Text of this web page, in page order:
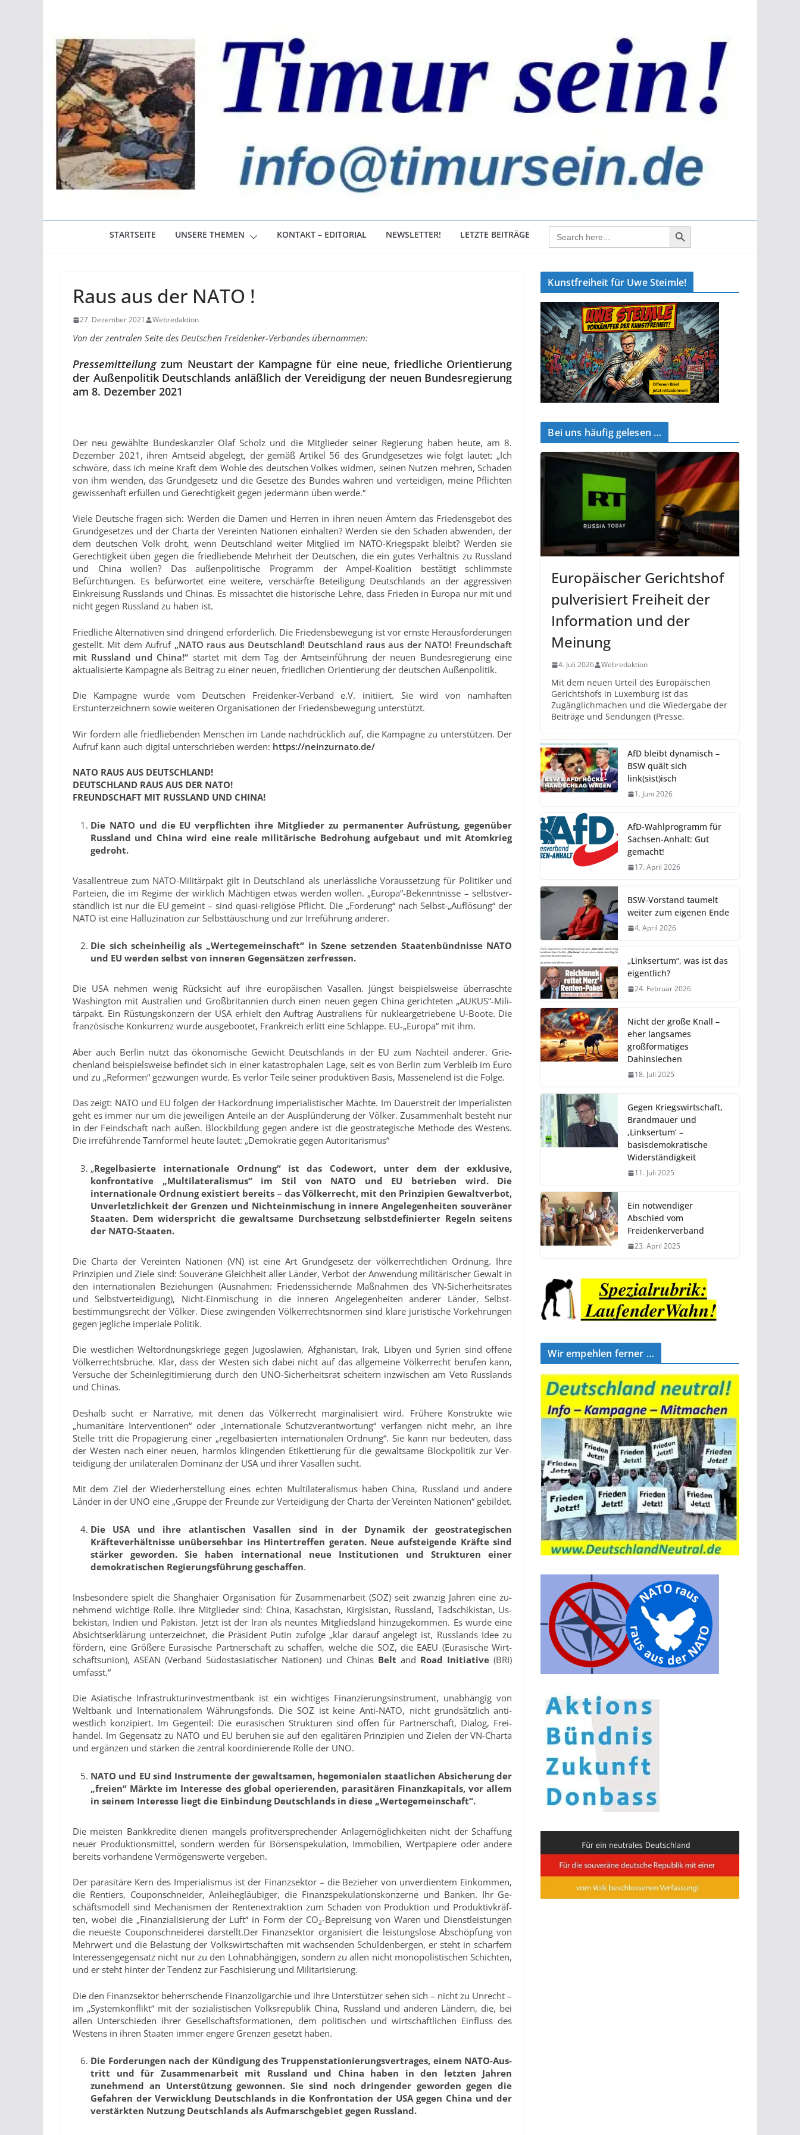
STARTSEITE UNSERE THEMEN KONTAKT – EDITORIAL NEWSLETTER! LETZTE BEITRÄGE Search
for:
Search Button
Raus aus der NATO !
27. Dezember 2021 Webredaktion
Von der zentralen Seite des Deutschen Freidenker-Verbandes übernommen:
Pressemitteilung zum Neustart der Kampagne für eine neue, friedliche Orientierung
der Außenpolitik Deutschlands anläßlich der Vereidigung der neuen Bundesregierung
am 8. Dezember 2021
Der neu gewählte Bundeskanzler Olaf Scholz und die Mitglieder seiner Regierung haben heute, am 8.
Dezember 2021, ihren Amtseid abgelegt, der gemäß Artikel 56 des Grundgesetzes wie folgt lautet: „Ich
schwöre, dass ich meine Kraft dem Wohle des deutschen Volkes widmen, seinen Nutzen mehren, Schaden
von ihm wenden, das Grundgesetz und die Gesetze des Bundes wahren und verteidigen, meine Pflichten
gewissenhaft erfüllen und Gerechtigkeit gegen jedermann üben werde.“
Viele Deutsche fragen sich: Werden die Damen und Herren in ihren neuen Ämtern das Friedensgebot des
Grundgesetzes und der Charta der Vereinten Nationen einhalten? Werden sie den Schaden abwenden, der
dem deutschen Volk droht, wenn Deutschland weiter Mitglied im NATO-Kriegspakt bleibt? Werden sie
Gerechtigkeit üben gegen die friedliebende Mehrheit der Deutschen, die ein gutes Verhältnis zu Russland
und China wollen? Das außenpolitische Programm der Ampel-Koalition bestätigt schlimmste
Befürchtungen. Es befürwortet eine weitere, verschärfte Beteiligung Deutschlands an der aggressiven
Einkreisung Russlands und Chinas. Es missachtet die historische Lehre, dass Frieden in Europa nur mit und
nicht gegen Russland zu haben ist.
Friedliche Alternativen sind dringend erforderlich. Die Friedensbewegung ist vor ernste Herausforderungen
gestellt. Mit dem Aufruf „NATO raus aus Deutschland! Deutschland raus aus der NATO! Freundschaft
mit Russland und China!“ startet mit dem Tag der Amtseinführung der neuen Bundesregierung eine
aktualisierte Kampagne als Beitrag zu einer neuen, friedlichen Orientierung der deutschen Außenpolitik.
Die Kampagne wurde vom Deutschen Freidenker-Verband e.V. initiiert. Sie wird von namhaften
Erstunterzeichnern sowie weiteren Organisationen der Friedensbewegung unterstützt.
Wir fordern alle friedliebenden Menschen im Lande nachdrücklich auf, die Kampagne zu unterstützen. Der
Aufruf kann auch digital unterschrieben werden: https://neinzurnato.de/
NATO RAUS AUS DEUTSCHLAND!
DEUTSCHLAND RAUS AUS DER NATO!
FREUNDSCHAFT MIT RUSSLAND UND CHINA!
Die NATO und die EU verpflichten ihre Mit­glieder zu permanenter Aufrüstung, gegenüber
Russland und China wird eine reale militärische Bedrohung aufgebaut und mit Atomkrieg
gedroht.
Vasallentreue zum NATO-Militärpakt gilt in Deutsch­land als unerlässliche Voraussetzung für Politiker und
Parteien, die im Regime der wirklich Mächtigen etwas werden wollen. „Europa“-Bekenntnisse – selbstver­
ständlich ist nur die EU gemeint – sind quasi-religiöse Pflicht. Die „Forderung“ nach Selbst-„Auflösung“ der
NATO ist eine Halluzination zur Selbsttäuschung und zur Irreführung anderer.
Die sich scheinheilig als „Wertegemeinschaft“ in Szene setzenden Staatenbündnisse NATO
und EU werden selbst von inneren Gegensätzen zerfressen.
Die USA nehmen wenig Rücksicht auf ihre europä­ischen Vasallen. Jüngst beispielsweise überraschte
Washington mit Australien und Großbritannien durch einen neuen gegen China gerichteten „AUKUS“-Mili­
tärpakt. Ein Rüstungskonzern der USA erhielt den Auftrag Austra­liens für nukleargetriebene U-Boote. Die
französische Konkurrenz wurde ausgebootet, Frank­reich erlitt eine Schlappe. EU-„Europa“ mit ihm.
Aber auch Berlin nutzt das ökonomische Gewicht Deutschlands in der EU zum Nachteil anderer. Grie­
chenland beispielsweise befindet sich in einer katas­trophalen Lage, seit es von Berlin zum Verbleib im Euro
und zu „Reformen“ gezwungen wurde. Es verlor Teile seiner produktiven Basis, Massenelend ist die Folge.
Das zeigt: NATO und EU folgen der Hackordnung imperialistischer Mächte. Im Dauerstreit der Imperi­alisten
geht es immer nur um die jeweiligen Anteile an der Ausplünderung der Völker. Zusammenhalt besteht nur
in der Feindschaft nach außen. Blockbildung ge­gen andere ist die geostrategische Methode des Westens.
Die irreführende Tarnformel heute lautet: „Demo­kratie gegen Autoritarismus“
„Regelbasierte internationale Ordnung“ ist das Codewort, unter dem der
exklusive,
konfrontati­ve „Multilateralismus“ im Stil von NATO und EU
be­trieben wird. Die
internationale Ordnung existiert be­reits – das Völkerrecht, mit den Prinzipien Gewaltver­bot,
Unverletzlichkeit der Grenzen und Nichtein­mi­schung in innere Angelegenheiten souveräner
Staa­ten. Dem widerspricht die gewaltsame Durchsetzung selbstdefinierter Regeln seitens
der NATO-Staaten.
Die Charta der Vereinten Nationen (VN) ist eine Art Grundgesetz der völkerrechtlichen Ordnung. Ihre
Prinzipien und Ziele sind: Souveräne Gleichheit aller Länder, Verbot der Anwendung militärischer Gewalt in
den internationalen Beziehungen (Ausnahmen: Frie­denssichernde Maßnahmen des VN-Sicherheitsrates
und Selbstverteidigung), Nicht-Einmischung in die inneren Angelegenheiten anderer Länder, Selbst­
bestimmungsrecht der Völker. Diese zwingenden Völkerrechtsnormen sind klare juristische Vorkeh­rungen
gegen jegliche imperiale Politik.
Die westlichen Weltordnungskriege gegen Jugosla­wien, Afghanistan, Irak, Libyen und Syrien sind offene
Völkerrechtsbrüche. Klar, dass der Westen sich dabei nicht auf das allgemeine Völkerrecht berufen kann,
Versuche der Scheinlegitimierung durch den UNO-Sicherheitsrat scheitern inzwischen am Veto Russlands
und Chinas.
Deshalb sucht er Narrative, mit denen das Völker­recht marginalisiert wird. Frühere Konstrukte wie
„humanitäre Interventionen“ oder „internationale Schutzverantwortung“ verfangen nicht mehr, an ihre
Stelle tritt die Propagierung einer „regelbasierten in­ternationalen Ordnung“. Sie kann nur bedeuten, dass
der Westen nach einer neuen, harmlos klingenden Etikettierung für die gewaltsame Blockpolitik zur Ver­
teidigung der unilateralen Dominanz der USA und ihrer Vasallen sucht.
Mit dem Ziel der Wiederherstellung eines echten Multilateralismus haben China, Russland und andere
Länder in der UNO eine „Gruppe der Freunde zur Ver­teidigung der Charta der Vereinten Nationen“ gebildet.
Die USA und ihre atlantischen Vasallen sind in der Dynamik der geostrategischen
Kräfteverhältnisse unübersehbar ins Hintertreffen geraten. Neue auf­steigende Kräfte sind
stärker geworden. Sie haben international neue Institutionen und Strukturen einer
demokratischen Regierungsführung geschaffen.
Insbesondere spielt die Shanghaier Organisation für Zusammenarbeit (SOZ) seit zwanzig Jahren eine zu­
nehmend wichtige Rolle. Ihre Mitglieder sind: China, Kasachstan, Kirgisistan, Russland, Tadschikistan, Us­
bekistan, Indien und Pakistan. Jetzt ist der Iran als neuntes Mitgliedsland hinzugekommen. Es wurde eine
Absichtserklärung unterzeichnet, die Präsident Putin zufolge „klar darauf angelegt ist, Russlands Idee zu
fördern, eine Größere Eurasische Partnerschaft zu schaffen, welche die SOZ, die EAEU (Eurasische Wirt­
schaftsunion), ASEAN (Verband Südostasiatischer Nationen) und Chinas Belt and Road Initiative (BRI)
umfasst.“
Die Asiatische Infrastrukturinvestmentbank ist ein wichtiges Finanzierungsinstrument, unabhängig von
Weltbank und Internationalem Währungsfonds. Die SOZ ist keine Anti-NATO, nicht grundsätzlich anti-
westlich konzipiert. Im Gegenteil: Die eurasischen Strukturen sind offen für Partnerschaft, Dialog, Frei­
handel. Im Gegensatz zu NATO und EU beruhen sie auf den egalitären Prinzipien und Zielen der VN-Charta
und ergänzen und stärken die zentral koordinierende Rolle der UNO.
NATO und EU sind Instrumente der gewalt­samen, hegemonialen staatlichen Absicherung der
„freien“ Märkte im Interesse des global operie­renden, parasitären Finanzkapitals, vor allem
in seinem Interesse liegt die Einbindung Deutschlands in diese „Wertegemeinschaft“.
Die meisten Bankkredite dienen mangels profitver­sprechender Anlagemöglichkeiten nicht der Schaffung
neuer Produktionsmittel, sondern werden für Börsen­spekulation, Immobilien, Wertpapiere oder andere
bereits vorhandene Vermögenswerte vergeben.
Der parasitäre Kern des Imperialismus ist der Finanz­sektor – die Bezieher von unverdientem Einkommen,
die Rentiers, Couponschneider, Anleihegläubiger, die Finanzspekulations­konzerne und Banken. Ihr Ge­
schäftsmodell sind Mechanismen der Rentenextrak­tion zum Schaden von Produktion und Produktivkräf­
ten, wobei die „Finanzialisierung der Luft“ in Form der CO2-Bepreisung von Waren und Dienstleistungen
die neueste Couponschneiderei darstellt.Der Finanzsektor organisiert die leistungslose Ab­schöpfung von
Mehrwert und die Belastung der Volks­wirtschaften mit wachsenden Schuldenbergen, er steht in scharfem
Interessen­gegensatz nicht nur zu den Lohnabhängigen, sondern zu allen nicht monopolisti­schen Schichten,
und er steht hinter der Tendenz zur Faschisierung und Militarisierung.
Die den Finanzsektor beherrschende Finanzoligarchie und ihre Unterstützer sehen sich – nicht zu Unrecht –
im „Systemkonflikt“ mit der sozialistischen Volksrepu­blik China, Russland und anderen Ländern, die, bei
allen Unterschieden ihrer Gesellschaftsformationen, dem politischen und wirtschaftlichen Einfluss des
Westens in ihren Staaten immer engere Grenzen gesetzt haben.
Die Forderungen nach der Kündigung des Truppenstationierungsvertrages, einem NATO-Aus­
tritt und für Zusammenarbeit mit Russland und China haben in den letzten Jahren
zunehmend an Unter­stützung gewonnen. Sie sind noch dringender ge­worden gegen die
Gefahren der Verwicklung Deutschlands in die Konfrontation der USA gegen China und der
verstärkten Nutzung Deutschlands als Aufmarschgebiet gegen Russland.
Kunstfreiheit für Uwe Steimle!
Bei uns häufig gelesen …
Europäischer Gerichtshof
pulverisiert Freiheit der
Information und der
Meinung
4. Juli 2026 Webredaktion
Mit dem neuen Urteil des Europäischen
Gerichtshofs in Luxemburg ist das
Zugänglichmachen und die Wiedergabe der
Beiträge und Sendungen (Presse,
AfD bleibt dynamisch –
BSW quält sich
link(sist)isch
1. Juni 2026
AfD-Wahlprogramm für
Sachsen-Anhalt: Gut
gemacht!
17. April 2026
BSW-Vorstand taumelt
weiter zum eigenen Ende
4. April 2026
„Linksertum“, was ist das
eigentlich?
24. Februar 2026
Nicht der große Knall –
eher langsames
großformatiges
Dahinsiechen
18. Juli 2025
Gegen Kriegswirtschaft,
Brandmauer und
‚Linksertum‘ –
basisdemokratische
Widerständigkeit
11. Juli 2025
Ein notwendiger
Abschied vom
Freidenkerverband
23. April 2025
Wir empehlen ferner …